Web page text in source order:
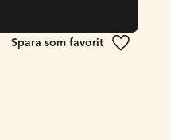
Lägg till i